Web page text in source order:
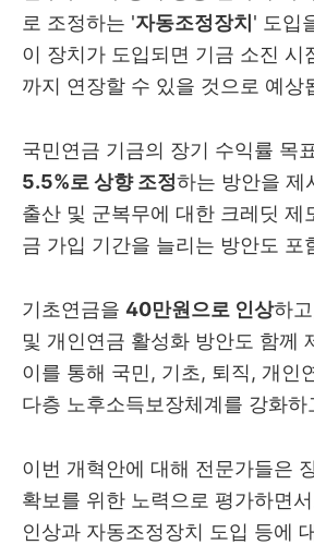
로 조정하는 '자동조정장치 ' 도입
이 장치가 도입되면 기금 소진 시
까지 연장할 수 있을 것으로 예상
국민연금 기금의 장기 수익률 목
5.5%로 상향 조정하는 방안을 제
출산 및 군복무에 대한 크레딧 제
금 가입 기간을 늘리는 방안도 포
기초연금을 40만원으로 인상하
및 개인연금 활성화 방안도 함께
이를 통해 국민, 기초, 퇴직, 개인
다층 노후소득보장체계를 강화하
이번 개혁안에 대해 전문가들은
확보를 위한 노력으로 평가하면
인상과 자동조정장치 도입 등에